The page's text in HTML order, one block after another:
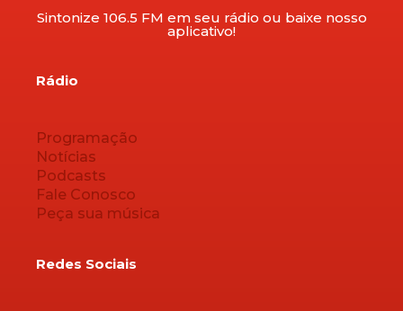
Sintonize 106.5 FM em seu rádio ou baixe nosso
aplicativo!
Rádio
Programação
Notícias
Podcasts
Fale Conosco
Peça sua música
Redes Sociais